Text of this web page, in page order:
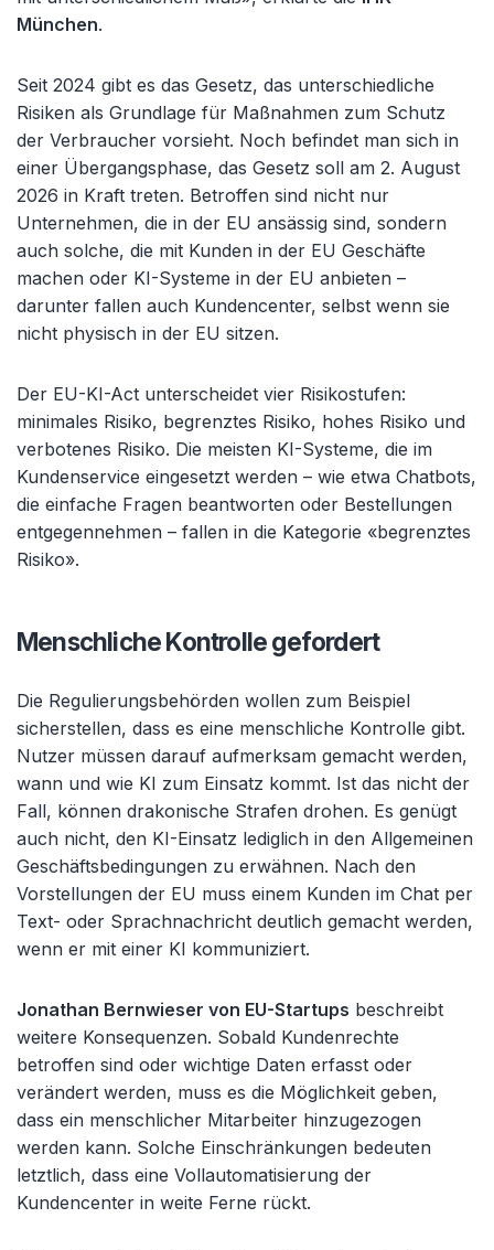
München.
Seit 2024 gibt es das Gesetz, das unterschiedliche
Risiken als Grundlage für Maßnahmen zum Schutz
der Verbraucher vorsieht. Noch befindet man sich in
einer Übergangsphase, das Gesetz soll am 2. August
2026 in Kraft treten. Betroffen sind nicht nur
Unternehmen, die in der EU ansässig sind, sondern
auch solche, die mit Kunden in der EU Geschäfte
machen oder KI-Systeme in der EU anbieten –
darunter fallen auch Kundencenter, selbst wenn sie
nicht physisch in der EU sitzen.
Der EU-KI-Act unterscheidet vier Risikostufen:
minimales Risiko, begrenztes Risiko, hohes Risiko und
verbotenes Risiko. Die meisten KI-Systeme, die im
Kundenservice eingesetzt werden – wie etwa Chatbots,
die einfache Fragen beantworten oder Bestellungen
entgegennehmen – fallen in die Kategorie «begrenztes
Risiko».
Menschliche Kontrolle gefordert
Die Regulierungsbehörden wollen zum Beispiel
sicherstellen, dass es eine menschliche Kontrolle gibt.
Nutzer müssen darauf aufmerksam gemacht werden,
wann und wie KI zum Einsatz kommt. Ist das nicht der
Fall, können drakonische Strafen drohen. Es genügt
auch nicht, den KI-Einsatz lediglich in den Allgemeinen
Geschäftsbedingungen zu erwähnen. Nach den
Vorstellungen der EU muss einem Kunden im Chat per
Text- oder Sprachnachricht deutlich gemacht werden,
wenn er mit einer KI kommuniziert.
Jonathan Bernwieser von EU-Startups beschreibt
weitere Konsequenzen. Sobald Kundenrechte
betroffen sind oder wichtige Daten erfasst oder
verändert werden, muss es die Möglichkeit geben,
dass ein menschlicher Mitarbeiter hinzugezogen
werden kann. Solche Einschränkungen bedeuten
letztlich, dass eine Vollautomatisierung der
Kundencenter in weite Ferne rückt.